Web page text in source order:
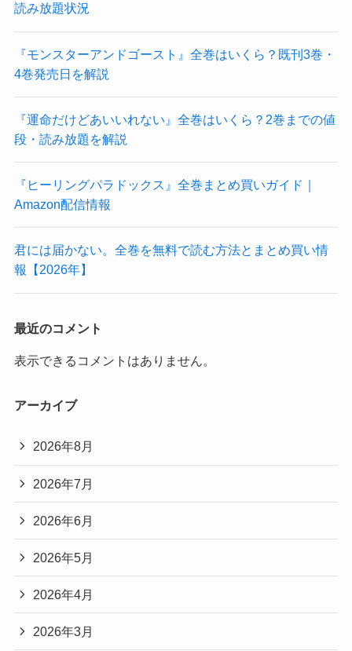
読み放題状況
『モンスターアンドゴースト』全巻はいくら？既刊3巻・
4巻発売日を解説
『運命だけどあいいれない』全巻はいくら？2巻までの値
段・読み放題を解説
『ヒーリングパラドックス』全巻まとめ買いガイド｜
Amazon配信情報
君には届かない。全巻を無料で読む方法とまとめ買い情
報【2026年】
最近のコメント
表示できるコメントはありません。
アーカイブ
2026年8月
2026年7月
2026年6月
2026年5月
2026年4月
2026年3月